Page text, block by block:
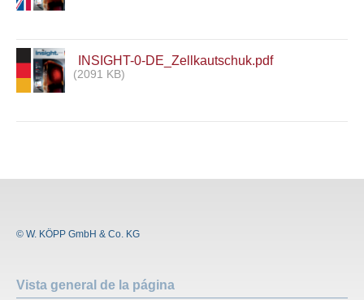
INSIGHT-0-DE_Zellkautschuk.pdf
(2091 KB)
© W. KÖPP GmbH & Co. KG
Vista general de la página